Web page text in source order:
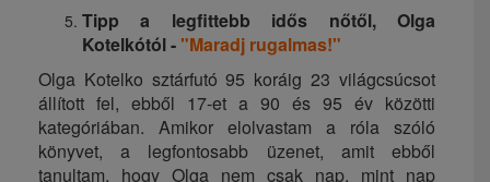
Tipp a legfittebb idős nőtől, Olga
Kotelkótól -"Maradj rugalmas!"
Olga Kotelko sztárfutó 95 koráig 23 világcsúcsot
állított fel, ebből 17-et a 90 és 95 év közötti
kategóriában. Amikor elolvastam a róla szóló
könyvet, a legfontosabb üzenet, amit ebből
tanultam, hogy Olga nem csak nap, mint nap